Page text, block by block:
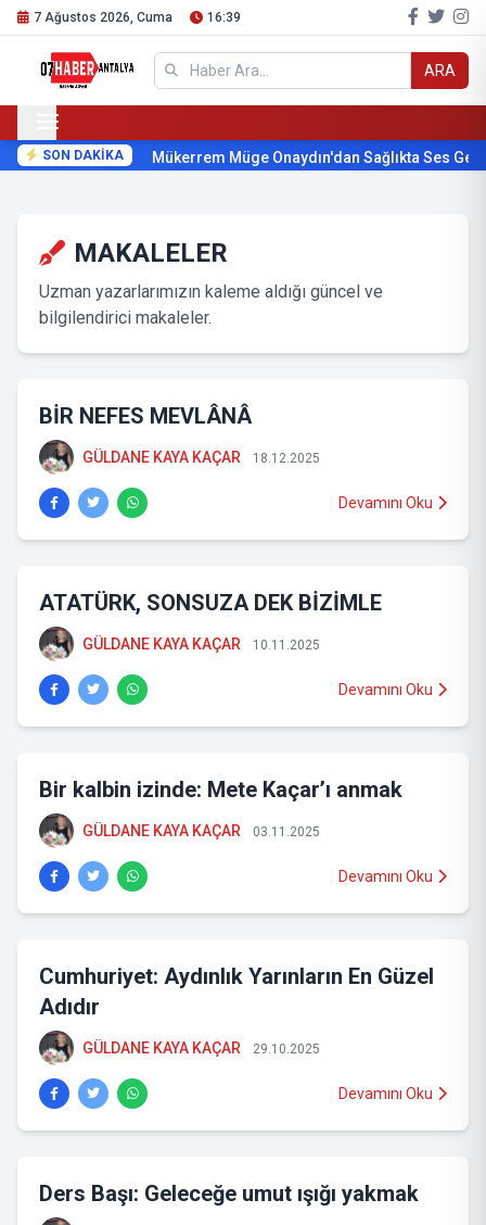
7 Ağustos 2026, Cuma 16:39
ARA
SON DAKİKA Mükerrem Müge Onaydın'dan Sağlıkta Ses
MAKALELER
Uzman yazarlarımızın kaleme aldığı güncel ve
bilgilendirici makaleler.
BİR NEFES MEVLÂNÂ
GÜLDANE KAYA KAÇAR 18.12.2025
Devamını Oku
ATATÜRK, SONSUZA DEK BİZİMLE
GÜLDANE KAYA KAÇAR 10.11.2025
Devamını Oku
Bir kalbin izinde: Mete Kaçar’ı anmak
GÜLDANE KAYA KAÇAR 03.11.2025
Devamını Oku
Cumhuriyet: Aydınlık Yarınların En Güzel
Adıdır
GÜLDANE KAYA KAÇAR 29.10.2025
Devamını Oku
Ders Başı: Geleceğe umut ışığı yakmak